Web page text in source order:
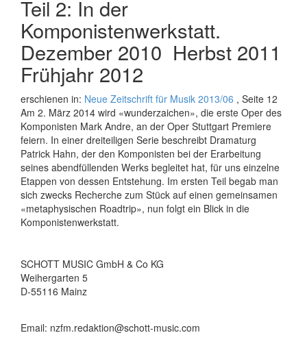
Teil 2: In der
Komponistenwerkstatt.
Dezember 2010  Herbst 2011 
Frühjahr 2012
erschienen in: Neue Zeitschrift für Musik 2013/06 , Seite 12
Am 2. März 2014 wird «wunderzaichen», die erste Oper des
Komponisten Mark Andre, an der Oper Stuttgart Premiere
feiern. In einer dreiteiligen Serie beschreibt Dramaturg
Patrick Hahn, der den Komponisten bei der Erarbeitung
seines abendfüllenden Werks begleitet hat, für uns einzelne
Etappen von dessen Entstehung. Im ersten Teil begab man
sich zwecks Recherche zum Stück auf einen gemeinsamen
«metaphysischen Roadtrip», nun folgt ein Blick in die
Komponistenwerkstatt.
SCHOTT MUSIC GmbH & Co KG
Weihergarten 5
D-55116 Mainz
Email: nzfm.redaktion@schott-music.com